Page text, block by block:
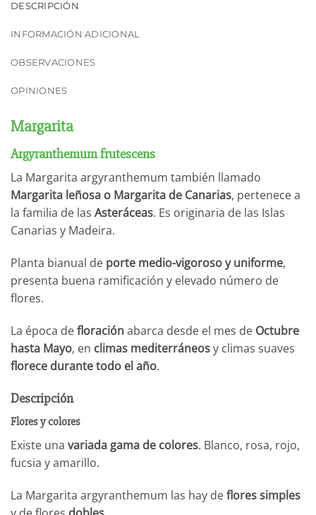
DESCRIPCIÓN
INFORMACIÓN ADICIONAL
OBSERVACIONES
OPINIONES
Margarita
Argyranthemum frutescens
La Margarita argyranthemum también llamado
Margarita leñosa o Margarita de Canarias, pertenece a
la familia de las Asteráceas. Es originaria de las Islas
Canarias y Madeira.
Planta bianual de porte medio-vigoroso y uniforme,
presenta buena ramificación y elevado número de
flores.
La época defloraciónabarca desde el mes de Octubre
hasta Mayo, en climas mediterráneosy climas suaves
florece durante todo el año.
Descripción
Flores y colores
Existe una variada gama de colores. Blanco, rosa, rojo,
fucsia y amarillo.
La Margarita argyranthemum las hay deflores simples